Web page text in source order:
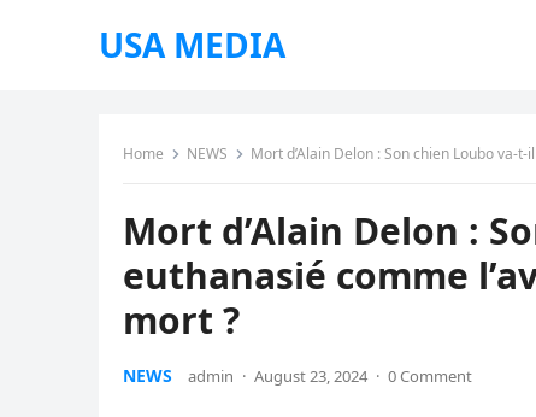
USA MEDIA
Home NEWS Mort d’Alain Delon : Son chien Loubo va-
Mort d’Alain Delon :
euthanasié comme
mort ?
NEWS admin · August 23, 2024 · 0 Comment